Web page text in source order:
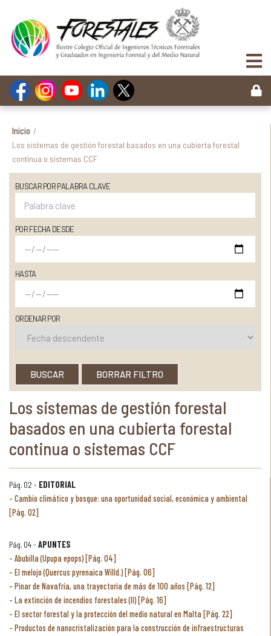
Inicio /
Los sistemas de gestión forestal basados en una cubierta forestal
continua o sistemas CCF
BUSCAR POR PALABRA CLAVE
POR FECHA DESDE
HASTA
ORDENAR POR
BUSCAR BORRAR FILTRO
Los sistemas de gestión forestal
basados en una cubierta forestal
continua o sistemas CCF
Pág. 02 - EDITORIAL
Cambio climático y bosque: una oportunidad social, económica y ambiental
[Pág. 02]
Pág. 04 - APUNTES
Abubilla (Upupa epops) [Pág. 04]
El melojo (Quercus pyrenaica Willd.) [Pág. 06]
Pinar de Navafría, una trayectoria de más de 100 años [Pág. 12]
La extinción de incendios forestales (II) [Pág. 16]
El sector forestal y la protección del medio natural en Malta [Pág. 22]
Productos de nanocristalización para la construcción de infraestructuras